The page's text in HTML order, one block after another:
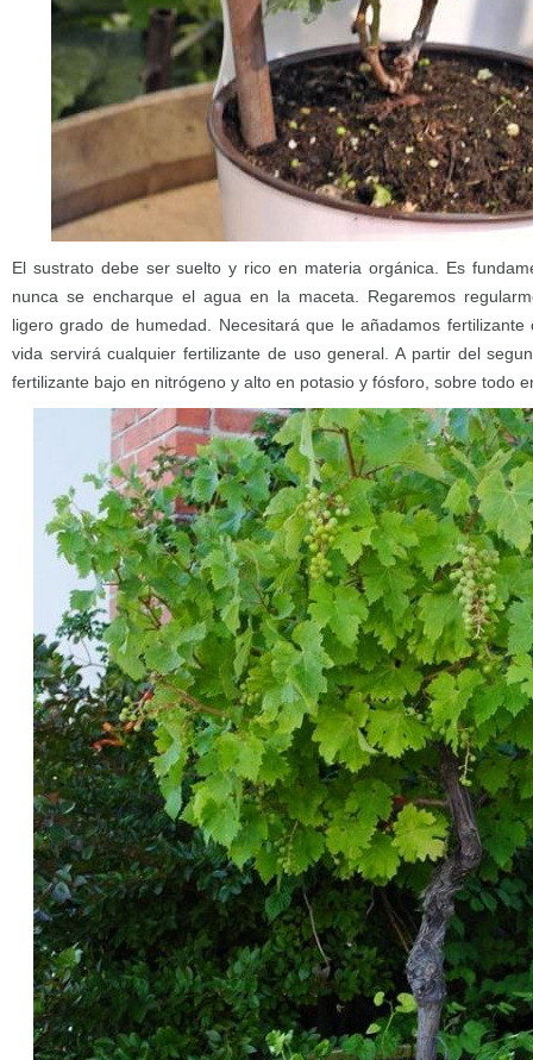
El sustrato debe ser suelto y rico en materia orgánica. Es
nunca se encharque el agua en la maceta. Regaremos
ligero grado de humedad. Necesitará que le añadamos
vida servirá cualquier fertilizante de uso general. A partir del
fertilizante bajo en nitrógeno y alto en potasio y fósforo, sobre todo